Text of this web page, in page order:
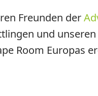
Freunden der
und
Room Europas